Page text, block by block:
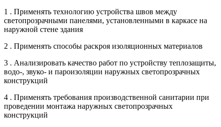
1 . Применять технологию устройства швов между
светопрозрачными панелями, установленными в каркасе на
наружной стене здания
2 . Применять способы раскроя изоляционных материалов
3 . Анализировать качество работ по устройству теплозащиты,
водо-, звуко- и пароизоляции наружных светопрозрачных
конструкций
4 . Применять требования производственной санитарии при
проведении монтажа наружных светопрозрачных
конструкций